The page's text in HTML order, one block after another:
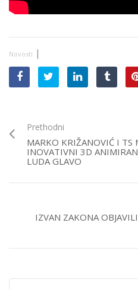
Novosti |
Prethodni
MARKO KRIŽANOVIĆ I TS
INOVATIVNI 3D
LUDA GLAVO
IZVAN ZAKONA